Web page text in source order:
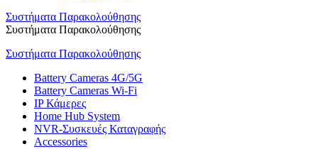
Συστήματα Παρακολούθησης
Συστήματα Παρακολούθησης
Συστήματα Παρακολούθησης
Battery Cameras 4G/5G
Battery Cameras Wi-Fi
IP Κάμερες
Home Hub System
NVR-Συσκευές Καταγραφής
Accessories